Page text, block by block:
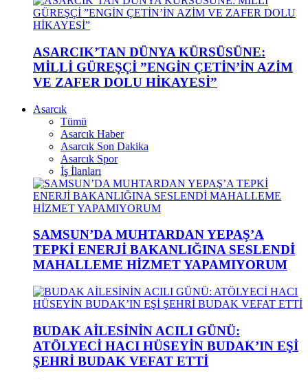
ASARCIK’TAN DÜNYA KÜRSÜSÜNE:
MİLLİ GÜREŞÇİ ”ENGİN ÇETİN’İN AZİM
VE ZAFER DOLU HİKAYESİ”
Asarcık
Tümü
Asarcık Haber
Asarcık Son Dakika
Asarcık Spor
İş İlanları
SAMSUN’DA MUHTARDAN YEPAŞ’A
TEPKİ ENERJİ BAKANLIĞINA SESLENDİ
MAHALLEME HİZMET YAPAMIYORUM
BUDAK AİLESİNİN ACILI GÜNÜ:
ATÖLYECİ HACI HÜSEYİN BUDAK’IN EŞİ
ŞEHRİ BUDAK VEFAT ETTİ